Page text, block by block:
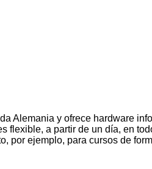
Alemania y ofrece hardware
a partir de un día, en
por ejemplo, para cursos de